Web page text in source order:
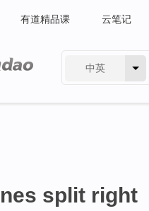
有道精品课 云笔记
中英
split right